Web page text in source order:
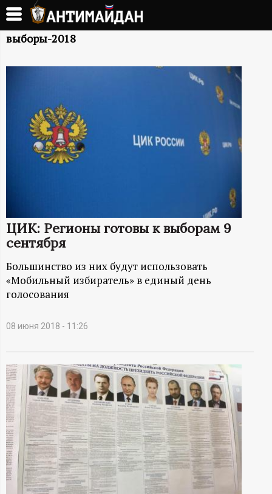
Перейти
основному
А
Н
Й
Д
А
Н
-
и
н
ф
о
р
выборы-2018
ЦИК: Регионы готовы к выборам 9
сентября
Большинство из них будут использовать
«Мобильный избиратель» в единый день
голосования
08 июня 2018 - 11:26